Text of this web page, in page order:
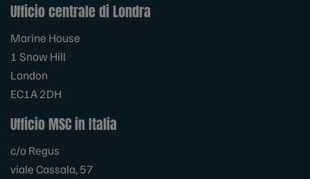
Ufficio centrale di Londra
Marine House
1 Snow Hill
London
EC1A 2DH
Ufficio MSC in Italia
c/o Regus
viale Cassala, 57